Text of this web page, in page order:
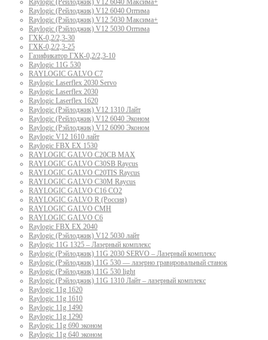
Raylogic (Рейлоджик) V12 6040 Максима+
Raylogic (Рейлоджик) V12 6040 Оптима
Raylogic (Рэйлоджик) V12 5030 Максима+
Raylogic (Рэйлоджик) V12 5030 Оптима
ГХК-0,2/2,3-30
ГХК-0,2/2,3-25
Газификатор ГХК-0,2/2,3-10
Raylogic 11G 530
RAYLOGIC GALVO С7
Raylogic Laserflex 2030 Servo
Raylogic Laserflex 2030
Raylogic Laserflex 1620
Raylogic (Рэйлоджик) V12 1310 Лайт
Raylogic (Рейлоджик) V12 6040 Эконом
Raylogic (Рэйлоджик) V12 6090 Эконом
Raylogic V12 1610 лайт
Raylogic FBX EX 1530
RAYLOGIC GALVO С20CB MAX
RAYLOGIC GALVO С30SB Raycus
RAYLOGIC GALVO C20TIS Raycus
RAYLOGIC GALVO С30M Raycus
RAYLOGIC GALVO С16 CO2
RAYLOGIC GALVO R (Россия)
RAYLOGIC GALVO CMH
RAYLOGIC GALVO С6
Raylogic FBX EX 2040
Raylogic (Рэйлоджик) V12 5030 лайт
Raylogic 11G 1325 – Лазерный комплекс
Raylogic (Рэйлоджик) 11G 2030 SERVO – Лазерный комплекс
Raylogic (Рэйлоджик) 11G 530 — лазерно гравировальный станок
Raylogic (Рэйлоджик) 11G 530 light
Raylogic (Рэйлоджик) 11G 1310 Лайт – лазерный комплекс
Raylogic 11g 1620
Raylogic 11g 1610
Raylogic 11g 1490
Raylogic 11g 1290
Raylogic 11g 690 эконом
Raylogic 11g 640 эконом